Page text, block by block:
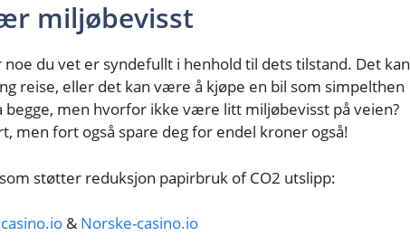
miljøbevisst
du vet er syndefullt i henhold til dets tilstand. Det kan
reise, eller det kan være å kjøpe en bil som simpelthen
begge, men hvorfor ikke være litt miljøbevisst på veien?
men fort også spare deg for endel kroner også!
støtter reduksjon papirbruk of CO2 utslipp:
& Norske-casino.io